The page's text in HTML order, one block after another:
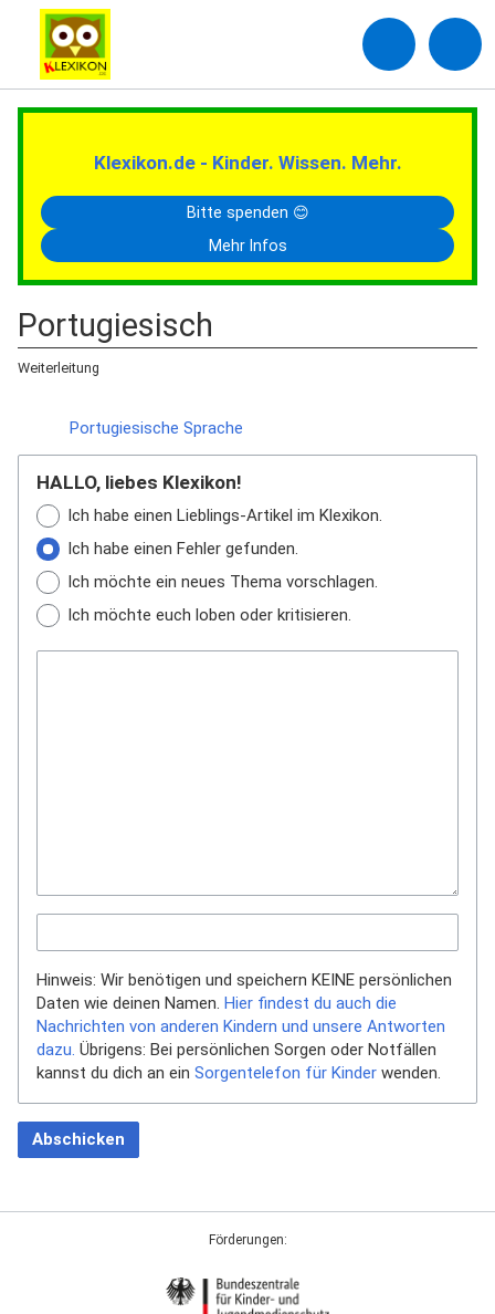
Klexikon.de - Kinder. Wissen. Mehr.
Bitte spenden 😊
Mehr Infos
Portugiesisch
Weiterleitung
Portugiesische Sprache
HALLO, liebes Klexikon!
Ich habe einen Lieblings-Artikel im Klexikon.
Ich habe einen Fehler gefunden.
Ich möchte ein neues Thema vorschlagen.
Ich möchte euch loben oder kritisieren.
Hinweis: Wir benötigen und speichern KEINE persönlichen
Daten wie deinen Namen. Hier findest du auch die
Nachrichten von anderen Kindern und unsere Antworten
dazu. Übrigens: Bei persönlichen Sorgen oder Notfällen
kannst du dich an ein Sorgentelefon für Kinder wenden.
Abschicken
Förderungen: